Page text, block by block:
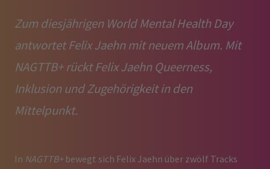
Zum diesjährigen World Mental Health Day
antwortet Felix Jaehn mit neuem Album. Mit
NAGTTB+ rückt Felix Jaehn Queerness,
Inklusion und Zugehörigkeit in den
Mittelpunkt.
In NAGTTB+bewegt sich Felix Jaehn über zwölf Tracks